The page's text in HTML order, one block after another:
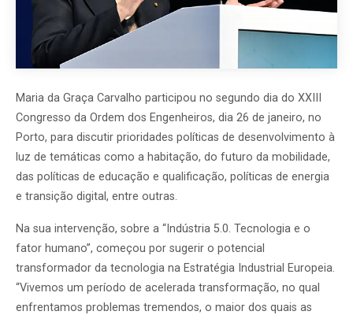
Maria da Graça Carvalho participou no segundo dia do XXIII
Congresso da Ordem dos Engenheiros, dia 26 de janeiro, no
Porto, para discutir prioridades políticas de desenvolvimento à
luz de temáticas como a habitação, do futuro da mobilidade,
das políticas de educação e qualificação, políticas de energia
e transição digital, entre outras.
Na sua intervenção, sobre a “Indústria 5.0. Tecnologia e o
fator humano”, começou por sugerir o potencial
transformador da tecnologia na Estratégia Industrial Europeia.
“Vivemos um período de acelerada transformação, no qual
enfrentamos problemas tremendos, o maior dos quais as